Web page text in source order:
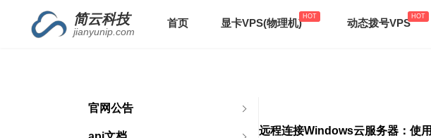
简云科技
jianyunip.com
首页 显卡VPS(物理机) 动态拨号VPS
官网公告
远程连接Windows云服务器：使用